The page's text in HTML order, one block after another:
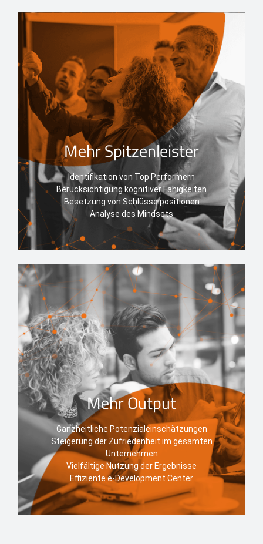
Mehr Spitzenleister
Identifikation von Top Performern
Berücksichtigung kognitiver Fähigkeiten
Besetzung von Schlüsselpositionen
Analyse des Mindsets
Mehr Output
Ganzheitliche Potenzialeinschätzungen
Steigerung der Zufriedenheit im gesamten
Unternehmen
Vielfältige Nutzung der Ergebnisse
Effiziente e-Development Center